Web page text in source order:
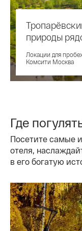
природы
Локации для
Комсити Москва
Где
Посетите самые
отеля,
в его богатую